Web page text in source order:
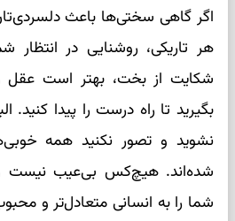
اگر گاهی سختی‌ها باعث
هر تاریکی، روشنایی در
شکایت از بخت، بهتر است عقل
بگیرید تا راه درست را پیدا کنید.
نشوید و تصور نکنید همه
شده‌اند. هیچ‌کس بی‌عیب نیست
شما را به انسانی متعادل‌تر و